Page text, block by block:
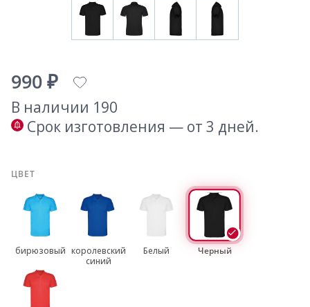
990 ₽
В наличии 190
Срок изготовления — от 3 дней.
ЦВЕТ
бирюзовый королевский
синий
Белый Черный